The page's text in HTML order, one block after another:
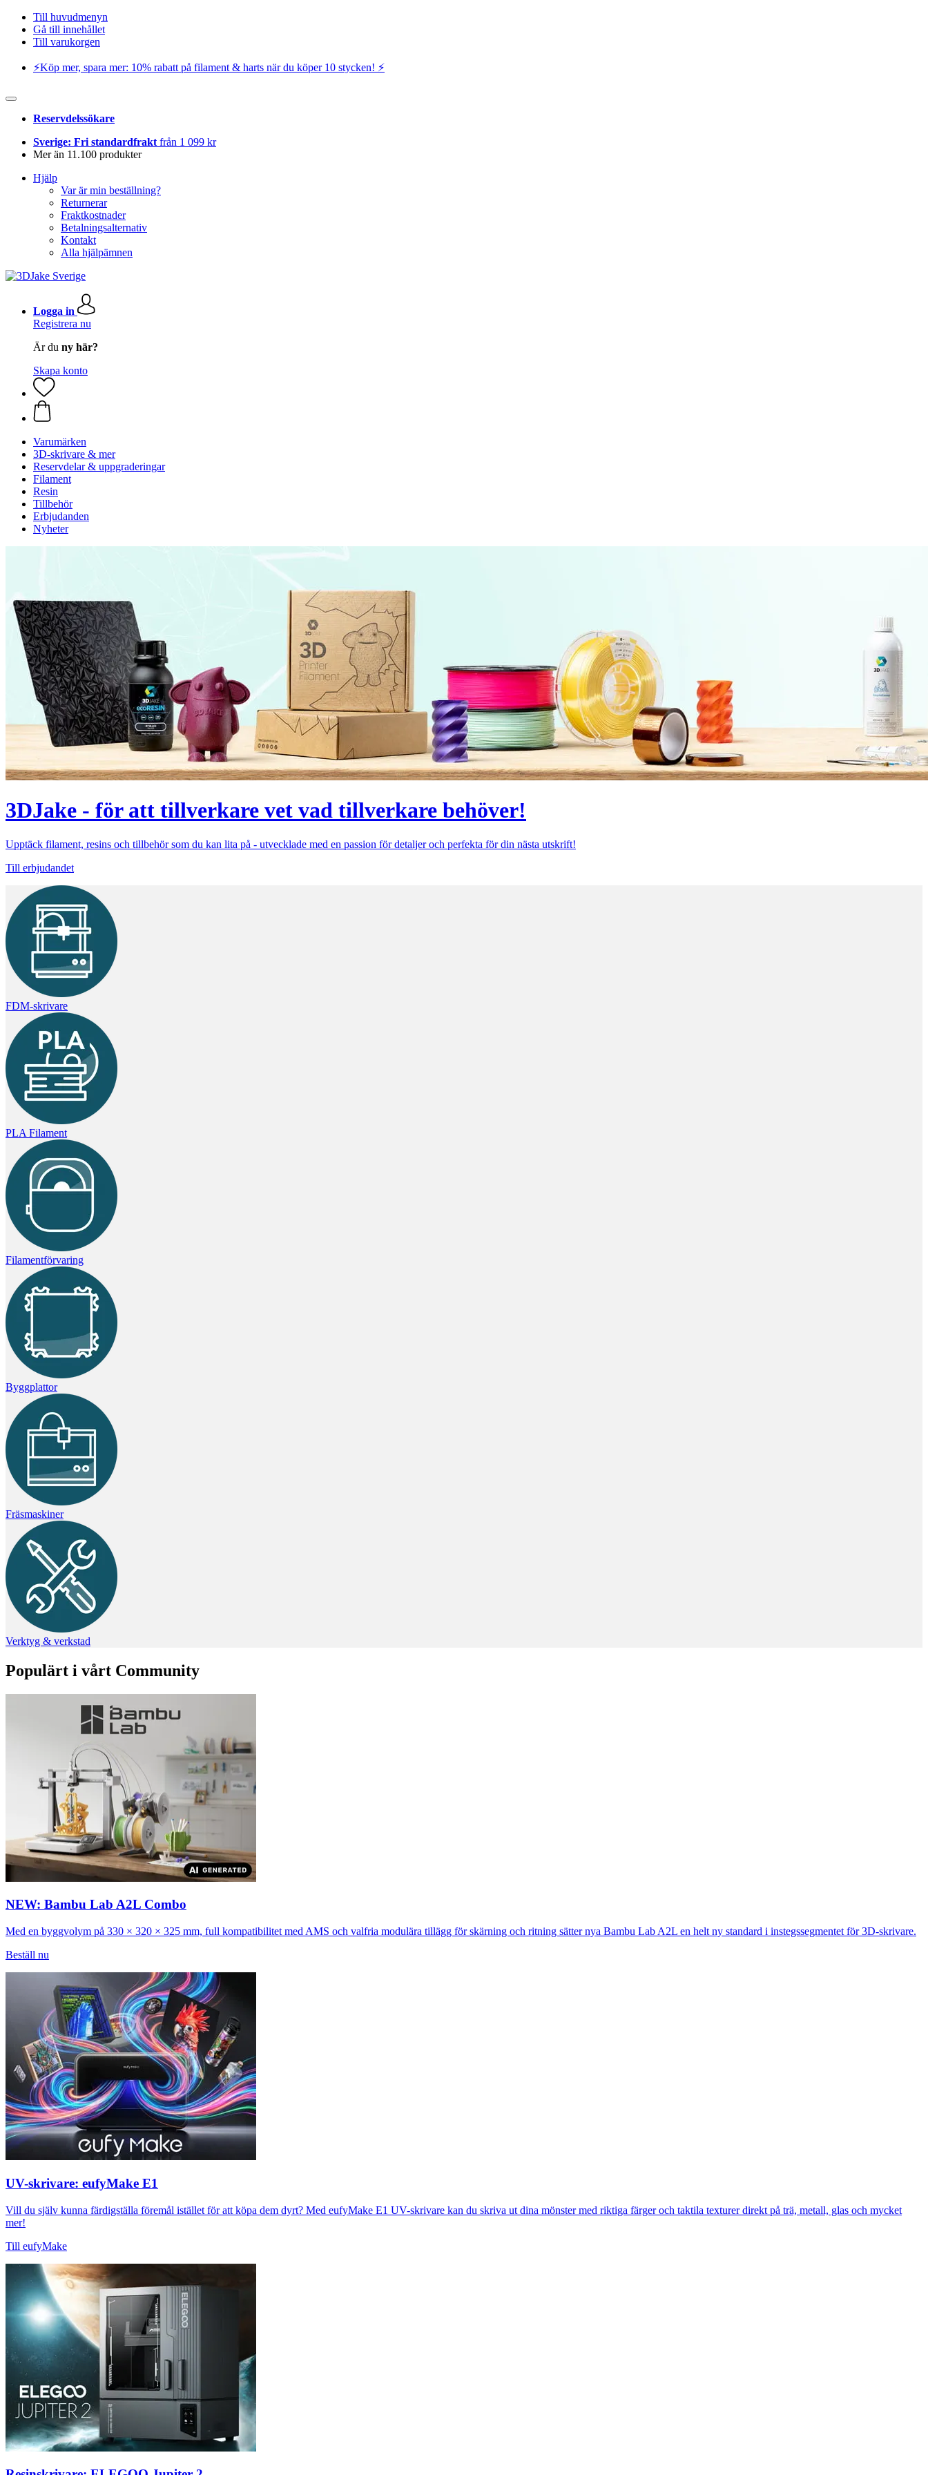
Till huvudmenyn
Gå till innehållet
Till varukorgen
⚡️Köp mer, spara mer: 10% rabatt på filament & harts när du köper 10 stycken! ⚡️
Reservdelssökare
Sverige: Fri standardfrakt från 1 099 kr
Mer än 11.100 produkter
Hjälp
Var är min beställning?
Returnerar
Fraktkostnader
Betalningsalternativ
Kontakt
Alla hjälpämnen
Logga in
Registrera nu
Är du ny här?
Skapa konto
Varumärken
3D-skrivare & mer
Reservdelar & uppgraderingar
Filament
Resin
Tillbehör
Erbjudanden
Nyheter
3DJake - för att tillverkare vet vad tillverkare behöver!
Upptäck filament, resins och tillbehör som du kan lita på - utvecklade med en passion för detaljer och perfekta för din nästa utskrift!
Till erbjudandet
FDM-skrivare
PLA Filament
Filamentförvaring
Byggplattor
Fräsmaskiner
Verktyg & verkstad
Populärt i vårt Community
NEW: Bambu Lab A2L Combo
Med en byggvolym på 330 × 320 × 325 mm, full kompatibilitet med AMS och valfria modulära tillägg för skärning och ritning sätter nya Bambu Lab A2L en helt ny standard i instegssegmentet för 3D-skrivare.
Beställ nu
UV-skrivare: eufyMake E1
Vill du själv kunna färdigställa föremål istället för att köpa dem dyrt? Med eufyMake E1 UV-skrivare kan du skriva ut dina mönster med riktiga färger och taktila texturer direkt på trä, metall, glas och mycket
mer!
Till eufyMake